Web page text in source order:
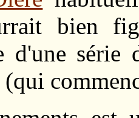
bien
d'une
(qui